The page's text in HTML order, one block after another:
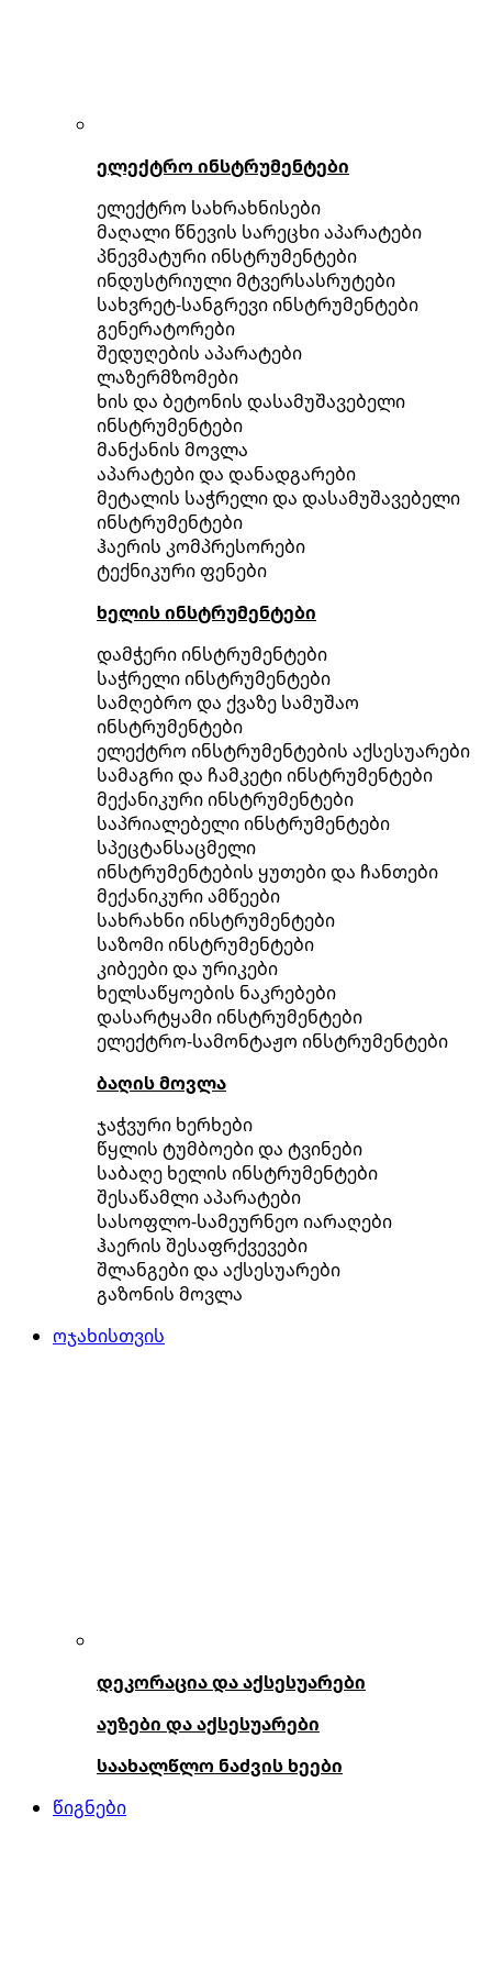
ელექტრო ინსტრუმენტები
ელექტრო სახრახნისები
მაღალი წნევის სარეცხი აპარატები
პნევმატური ინსტრუმენტები
ინდუსტრიული მტვერსასრუტები
სახვრეტ-სანგრევი ინსტრუმენტები
გენერატორები
შედუღების აპარატები
ლაზერმზომები
ხის და ბეტონის დასამუშავებელი
ინსტრუმენტები
მანქანის მოვლა
აპარატები და დანადგარები
მეტალის საჭრელი და დასამუშავებელი
ინსტრუმენტები
ჰაერის კომპრესორები
ტექნიკური ფენები
ხელის ინსტრუმენტები
დამჭერი ინსტრუმენტები
საჭრელი ინსტრუმენტები
სამღებრო და ქვაზე სამუშაო
ინსტრუმენტები
ელექტრო ინსტრუმენტების აქსესუარები
სამაგრი და ჩამკეტი ინსტრუმენტები
მექანიკური ინსტრუმენტები
საპრიალებელი ინსტრუმენტები
სპეცტანსაცმელი
ინსტრუმენტების ყუთები და ჩანთები
მექანიკური ამწეები
სახრახნი ინსტრუმენტები
საზომი ინსტრუმენტები
კიბეები და ურიკები
ხელსაწყოების ნაკრებები
დასარტყამი ინსტრუმენტები
ელექტრო-სამონტაჟო ინსტრუმენტები
ბაღის მოვლა
ჯაჭვური ხერხები
წყლის ტუმბოები და ტვინები
საბაღე ხელის ინსტრუმენტები
შესაწამლი აპარატები
სასოფლო-სამეურნეო იარაღები
ჰაერის შესაფრქვევები
შლანგები და აქსესუარები
გაზონის მოვლა
ოჯახისთვის
დეკორაცია და აქსესუარები
აუზები და აქსესუარები
საახალწლო ნაძვის ხეები
წიგნები